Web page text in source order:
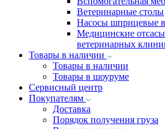
Ветеринарные столы
Насосы шприцевые
Медицинские
ветеринарных
Товары в наличии
Товары в наличии
Товары в шоуруме
Сервисный центр
Покупателям
Доставка
Порядок получения груза